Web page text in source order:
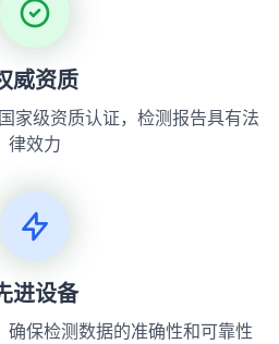
威资质
家级资质认证，检测报告具有法
律效力
进设备
确保检测数据的准确性和可靠性